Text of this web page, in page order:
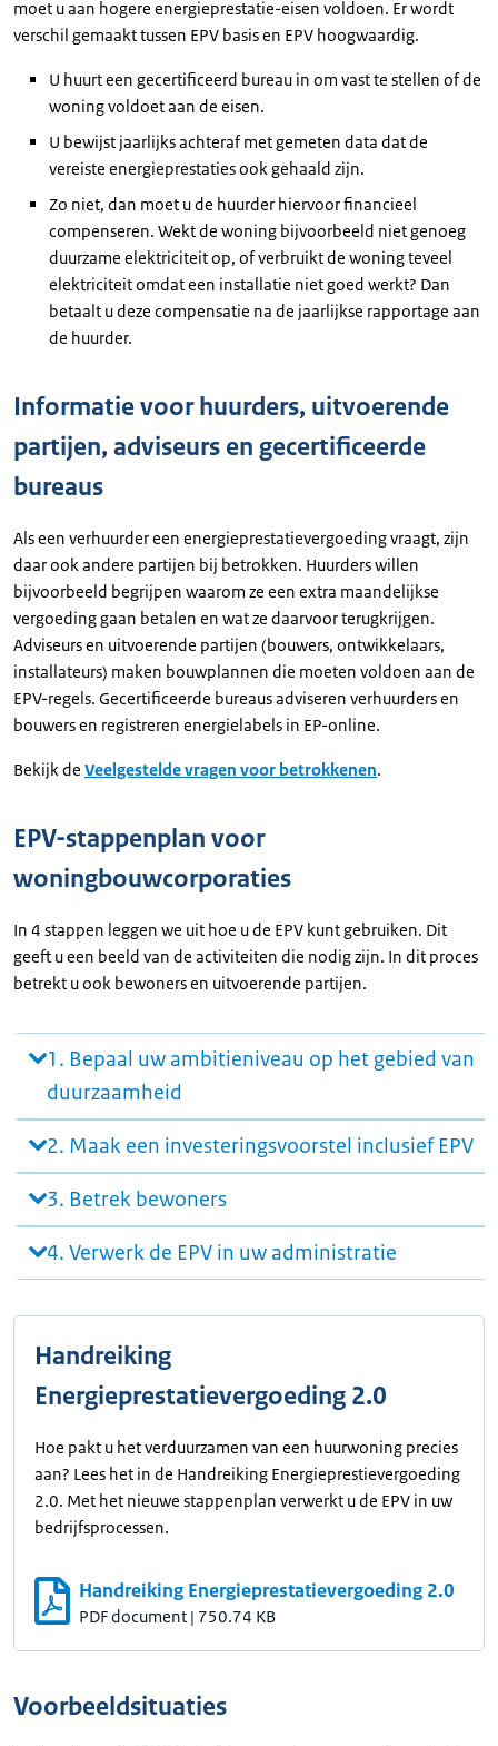
moet u aan hogere energieprestatie-eisen voldoen. Er wordt
verschil gemaakt tussen EPV basis en EPV hoogwaardig.
U huurt een gecertificeerd bureau in om vast te stellen of de
woning voldoet aan de eisen.
U bewijst jaarlijks achteraf met gemeten data dat de
vereiste energieprestaties ook gehaald zijn.
Zo niet, dan moet u de huurder hiervoor financieel
compenseren. Wekt de woning bijvoorbeeld niet genoeg
duurzame elektriciteit op, of verbruikt de woning teveel
elektriciteit omdat een installatie niet goed werkt? Dan
betaalt u deze compensatie na de jaarlijkse rapportage aan
de huurder.
Informatie voor huurders, uitvoerende
partijen, adviseurs en gecertificeerde
bureaus
Als een verhuurder een energieprestatievergoeding vraagt, zijn
daar ook andere partijen bij betrokken. Huurders willen
bijvoorbeeld begrijpen waarom ze een extra maandelijkse
vergoeding gaan betalen en wat ze daarvoor terugkrijgen.
Adviseurs en uitvoerende partijen (bouwers, ontwikkelaars,
installateurs) maken bouwplannen die moeten voldoen aan de
EPV-regels. Gecertificeerde bureaus adviseren verhuurders en
bouwers en registreren energielabels in EP-online.
Bekijk de Veelgestelde vragen voor betrokkenen.
EPV-stappenplan voor
woningbouwcorporaties
In 4 stappen leggen we uit hoe u de EPV kunt gebruiken. Dit
geeft u een beeld van de activiteiten die nodig zijn. In dit proces
betrekt u ook bewoners en uitvoerende partijen.
1. Bepaal uw ambitieniveau op het gebied van
duurzaamheid
2. Maak een investeringsvoorstel inclusief EPV
3. Betrek bewoners
4. Verwerk de EPV in uw administratie
Handreiking
Energieprestatievergoeding 2.0
Hoe pakt u het verduurzamen van een huurwoning precies
aan? Lees het in de Handreiking Energieprestievergoeding
2.0. Met het nieuwe stappenplan verwerkt u de EPV in uw
bedrijfsprocessen.
Handreiking Energieprestatievergoeding 2.0
PDF document | 750.74 KB
Voorbeeldsituaties